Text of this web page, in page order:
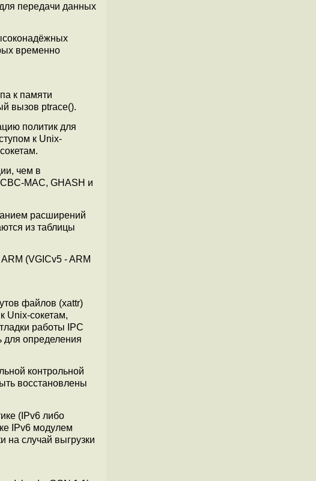
для передачи данных
временно
к памяти
вызов ptrace().
политик для
к Unix-
чем в
MAC, GHASH и
расширений
из таблицы
(VGICv5 - ARM
файлов (xattr)
Unix-сокетам,
работы IPC
определения
контрольной
восстановлены
(IPv6 либо
IPv6 модулем
на случай выгрузки